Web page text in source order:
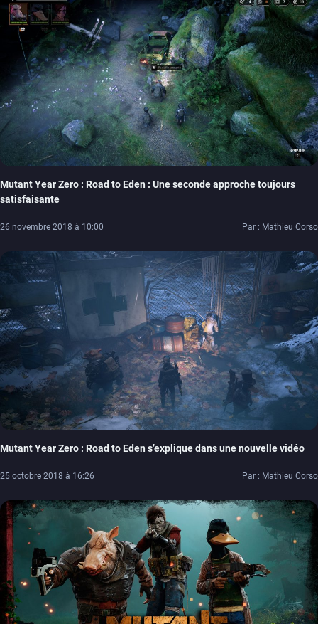
Mutant Year Zero : Road to Eden : Une seconde approche toujours
satisfaisante
26 novembre 2018 à 10:00 Par : Mathieu Corso
Mutant Year Zero : Road to Eden s’explique dans une nouvelle vidéo
25 octobre 2018 à 16:26 Par : Mathieu Corso